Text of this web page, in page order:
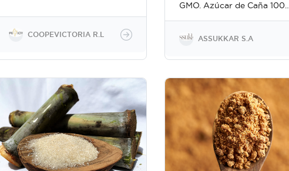
Costa Rica. Específicamente
el Valle Central Occidental
fue la zona favorita para su
Grecia y Poás se destacaron
COOPEVICTORIA R.L
GMO. Azúcar de Caña 100%
centrifugar, con un solo
azúcar deshidratado.El
Nutritivo, contiene Calcio,
Magnesio, Manganeso,
Fósforo, Potasio y Zinc.
Perfecto con frutas, café, té,
galletas, panes, granola,
bebidas, especias, salsas,
aderezos y chocolates.
Certificado USDA Organic,
ASSUKKAR S.A